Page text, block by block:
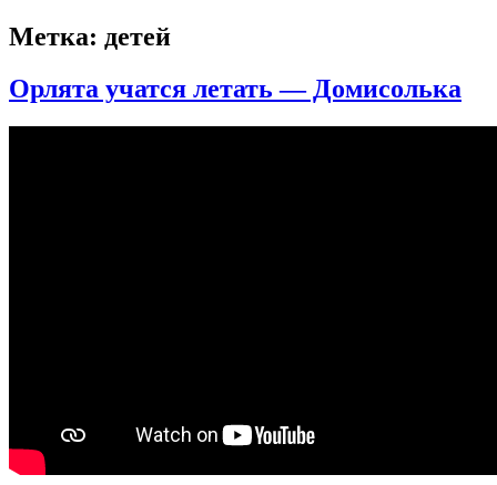
Метка: детей
Орлята учатся летать — Домисолька